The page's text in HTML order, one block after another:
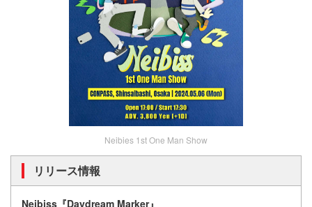
Neibies 1st One Man Show
リリース情報
Neibiss『Daydream Marker』